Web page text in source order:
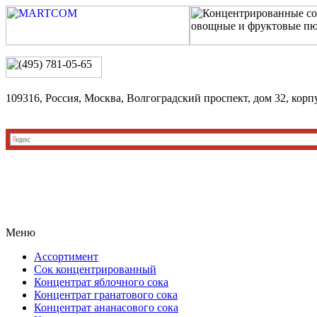
109316, Россия, Москва, Волгоградский проспект, дом 32,
Меню
Ассортимент
Сок концентрированный
Концентрат яблочного сока
Концентрат гранатового сока
Концентрат ананасового сока